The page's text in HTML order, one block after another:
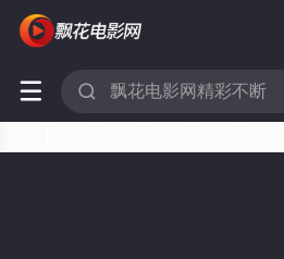
 